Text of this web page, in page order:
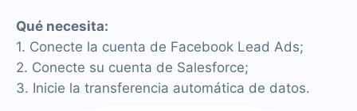
Qué necesita:
1. Conecte la cuenta de Facebook Lead Ads;
2. Conecte su cuenta de Salesforce;
3. Inicie la transferencia automática de datos.